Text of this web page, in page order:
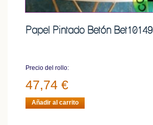
Papel Pintado Betón Bet10149
Precio del rollo:
47,74 €
Añadir al carrito